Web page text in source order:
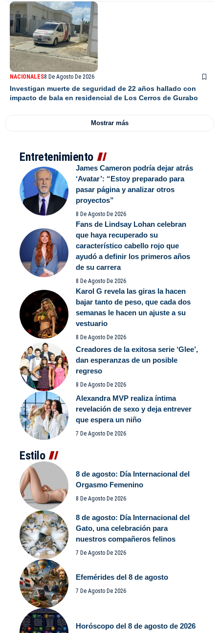
NACIONALES8 De Agosto De 2026
Investigan muerte de seguridad de 22 años hallado con
impacto de bala en residencial de Los Cerros de Gurabo
Mostrar más
Entretenimiento
James Cameron podría dejar atrás
‘Avatar’: “Estoy preparado para
pasar página y analizar otros
proyectos”
8 De Agosto De 2026
Fans de Lindsay Lohan celebran
que haya recuperado su
característico cabello rojo que
ayudó a definir los primeros años
de su carrera
8 De Agosto De 2026
Karol G revela las giras la hacen
bajar tanto de peso, que cada dos
semanas le hacen un ajuste a su
vestuario
8 De Agosto De 2026
Creadores de la exitosa serie ‘Glee’,
dan esperanzas de un posible
regreso
8 De Agosto De 2026
Alexandra MVP realiza íntima
revelación de sexo y deja entrever
que espera un niño
7 De Agosto De 2026
Estilo
8 de agosto: Día Internacional del
Orgasmo Femenino
8 De Agosto De 2026
8 de agosto: Día Internacional del
Gato, una celebración para
nuestros compañeros felinos
7 De Agosto De 2026
Efemérides del 8 de agosto
7 De Agosto De 2026
Horóscopo del 8 de agosto de 2026